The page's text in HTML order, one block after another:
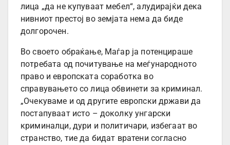
лица „да не купуваат мебел“, алудирајќи дека
нивниот престој во земјата нема да биде
долгорочен.
Во своето обраќање, Маѓар ја потенцираше
потребата од почитување на меѓународното
право и европската соработка во
справувањето со лица обвинети за криминал.
„Очекуваме и од другите европски држави да
постапуваат исто – доколку унгарски
криминалци, дури и политичари, избегаат во
странство, тие да бидат вратени согласно